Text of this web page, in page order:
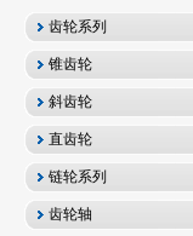
齿轮系列
锥齿轮
斜齿轮
直齿轮
链轮系列
齿轮轴